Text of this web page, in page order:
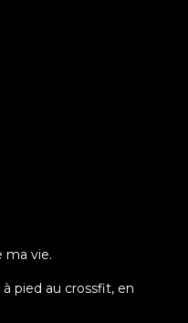
ma vie.
pied au crossfit, en